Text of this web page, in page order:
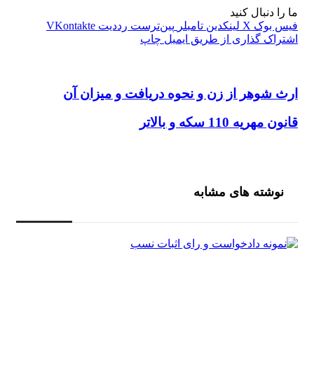
ما را دنبال کنید
فیس بوک X لینکدین ‫تامبلر ‫پین‌ترست ‫رددیت ‫VKontakte
اشتراک گذاری از طریق ایمیل
چاپ
ارث شوهر از زن و نحوه دریافت و میزان آن
ارث شوهر از زن و نحوه دریافت و میزان آن
قانون مهریه 110 سکه و بالاتر
قانون مهریه 110 سکه و بالاتر
نوشته های مشابه